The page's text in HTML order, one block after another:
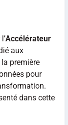
Accélérateur
aux
première
pour
dans cette